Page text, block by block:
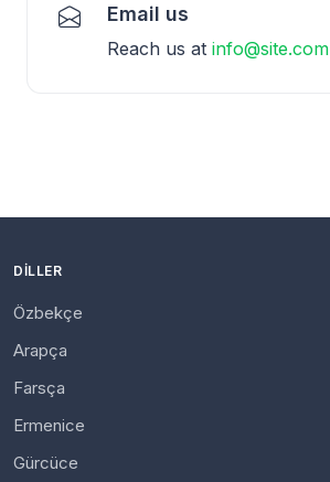
Email us
Reach us at info@site.com
DILLER
Özbekçe
Arapça
Farsça
Ermenice
Gürcüce